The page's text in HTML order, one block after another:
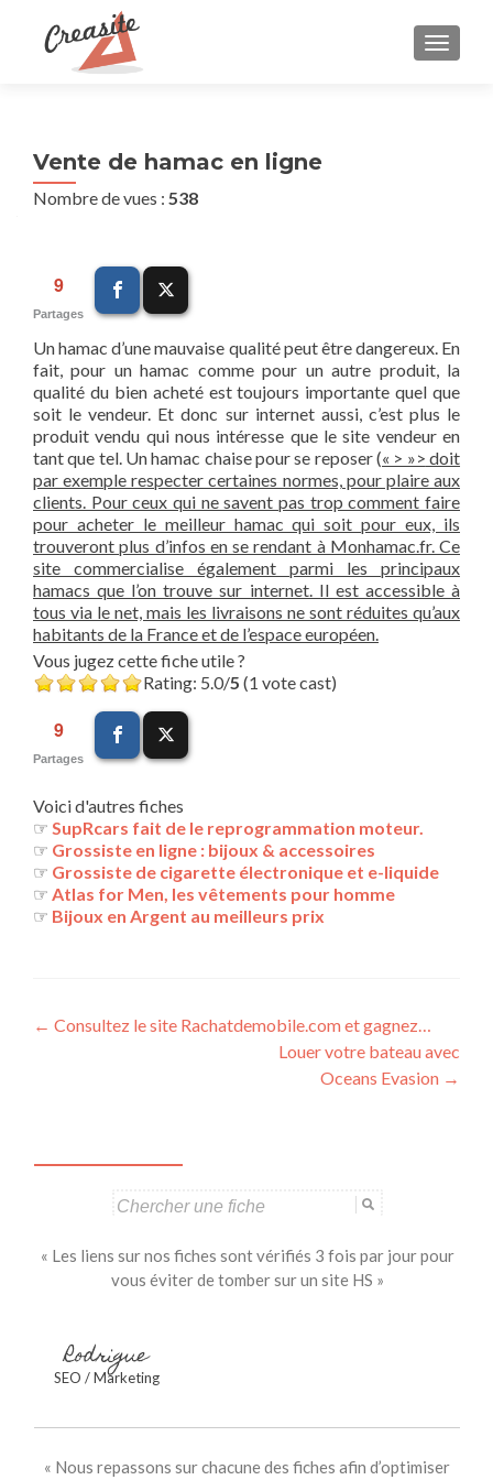
Vente de hamac en ligne
Nombre de vues : 538
9
Partages
Un hamac d’une mauvaise qualité peut être dangereux. En
fait, pour un hamac comme pour un autre produit, la
qualité du bien acheté est toujours importante quel que
soit le vendeur. Et donc sur internet aussi, c’est plus le
produit vendu qui nous intéresse que le site vendeur en
tant que tel. Un hamac chaise pour se reposer (« > »> doit
par exemple respecter certaines normes, pour plaire aux
clients. Pour ceux qui ne savent pas trop comment faire
pour acheter le meilleur hamac qui soit pour eux, ils
trouveront plus d’infos en se rendant à Monhamac.fr. Ce
site commercialise également parmi les principaux
hamacs que l’on trouve sur internet. Il est accessible à
tous via le net, mais les livraisons ne sont réduites qu’aux
habitants de la France et de l’espace européen.
Vous jugez cette fiche utile ?
Rating: 5.0/5 (1 vote cast)
9
Partages
Voici d'autres fiches
☞ SupRcars fait de le reprogrammation moteur.
☞ Grossiste en ligne : bijoux & accessoires
☞ Grossiste de cigarette électronique et e-liquide
☞ Atlas for Men, les vêtements pour homme
☞ Bijoux en Argent au meilleurs prix
Navigation
← Consultez le site Rachatdemobile.com et gagnez…
Louer votre bateau avec
Oceans Evasion →
« Les liens sur nos fiches sont vérifiés 3 fois par jour pour
vous éviter de tomber sur un site HS »
Rodrigue
SEO / Marketing
« Nous repassons sur chacune des fiches afin d’optimiser